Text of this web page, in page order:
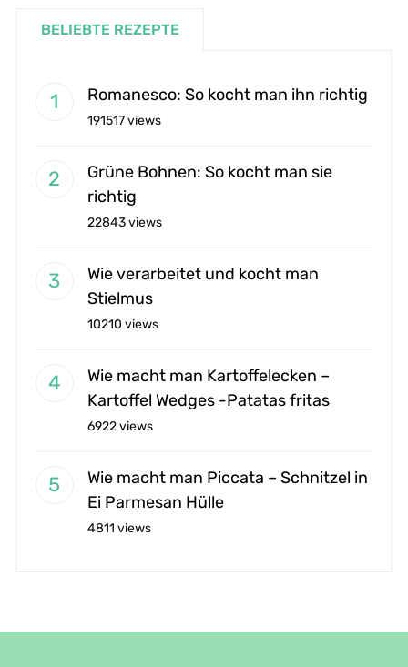
BELIEBTE REZEPTE
Romanesco: So kocht man ihn richtig
191517 views
Grüne Bohnen: So kocht man sie
richtig
22843 views
Wie verarbeitet und kocht man
Stielmus
10210 views
Wie macht man Kartoffelecken –
Kartoffel Wedges -Patatas fritas
6922 views
Wie macht man Piccata – Schnitzel in
Ei Parmesan Hülle
4811 views